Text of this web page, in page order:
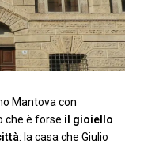
Mantova con
che è forse il gioiello
: la casa che Giulio